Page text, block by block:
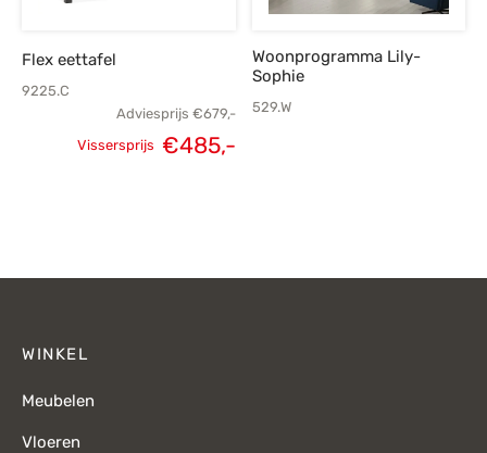
Flex eettafel
9225.C
Adviesprijs €679,-
Vissersprijs €485,-
Woonprogramma Lily-
Sophie
529.W
WINKEL
Meubelen
Vloeren